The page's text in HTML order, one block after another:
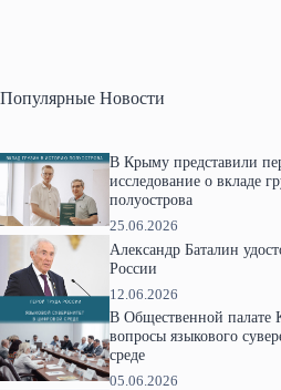
Популярные Новости
В Крыму представили
исследование о вкладе
полуострова
25.06.2026
Александр Баталин
России
12.06.2026
В Общественной палате
вопросы языкового
среде
05.06.2026